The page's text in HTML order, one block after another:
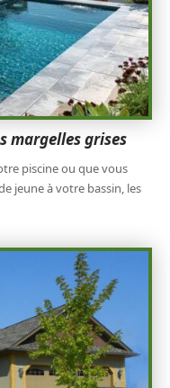
margelles grises
piscine ou que vous
jeune à votre bassin, les